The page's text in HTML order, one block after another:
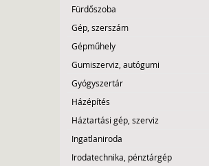
Fürdőszoba
Gép, szerszám
Gépműhely
Gumiszerviz, autógumi
Gyógyszertár
Házépítés
Háztartási gép, szerviz
Ingatlaniroda
Irodatechnika, pénztárgép